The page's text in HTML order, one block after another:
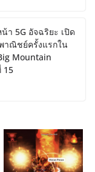
า 5G อัจฉริยะ เปิด
าณิชย์ครั้งแรกใน
Mountain
15